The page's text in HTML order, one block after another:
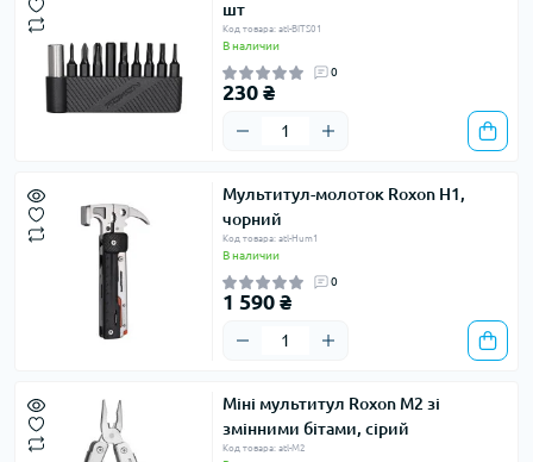
шт
Код товара: atl-BITS01
В наличии
0
230 ₴
Мультитул-молоток Roxon H1,
чорний
Код товара: atl-Hum1
В наличии
0
1 590 ₴
Міні мультитул Roxon M2 зі
змінними бітами, сірий
Код товара: atl-M2